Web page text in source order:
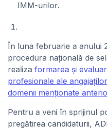
IMM-urilor.
În luna februarie a anului
procedura națională de
realiza formarea și
profesionale ale
domenii menționate
Pentru a veni în sprijinul
pregătirea candidaturii,